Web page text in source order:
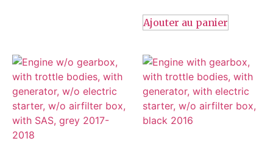
Ajouter au panier